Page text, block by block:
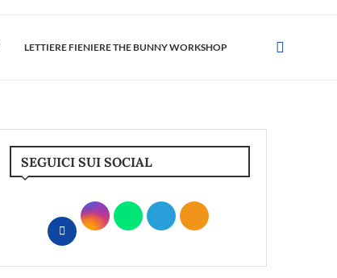
LETTIERE FIENIERE THE BUNNY WORKSHOP
SEGUICI SUI SOCIAL